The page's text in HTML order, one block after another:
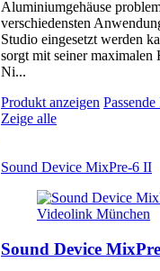
Aluminiumgehäuse
verschiedensten
Studio eingesetzt werden
sorgt mit seiner
Ni...
Produkt anzeigen
Zeige alle
Sound Device MixPre-6 II
Sound Device